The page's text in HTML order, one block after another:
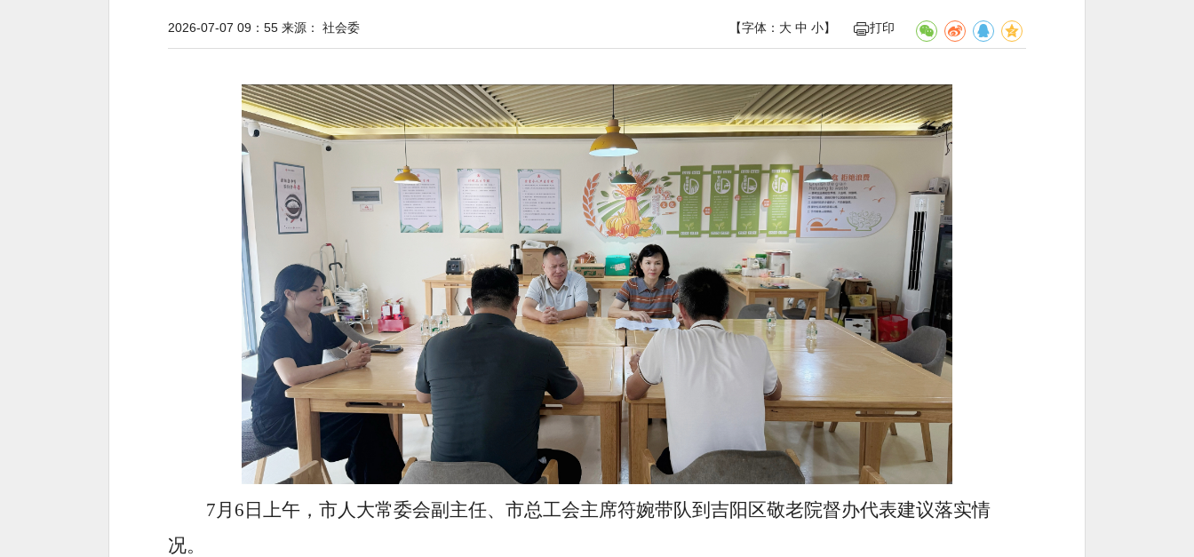
【字体： 大 中 小】 打印
2026-07-07 09：55 来源： 社会委
7月6日上午，市人大常委会副主任、市总工会主席符婉带队到吉阳区敬老院督办代表建议落实情
况。